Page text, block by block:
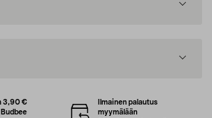
3,90 €
Ilmainen palautus
myymälään